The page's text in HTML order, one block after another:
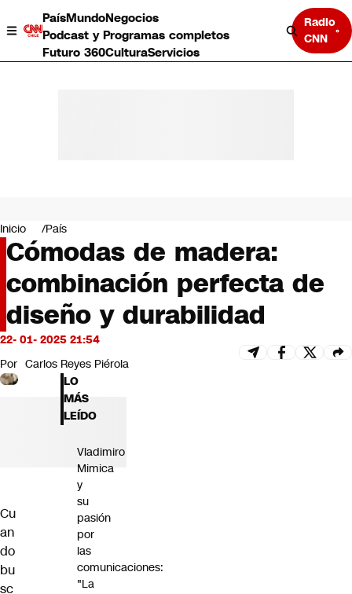
PaísMundoNegocios
Podcast y Programas completos
Futuro 360CulturaServicios
Radio
CNN
Negocios
Deportes
Programas completos
Cultura
Servicios
Bits
CNN tiempo
Futuro 360
Opinión
Inicio País
Cómodas de madera:
combinación perfecta de
diseño y durabilidad
22- 01- 2025 21:54
Por Carlos Reyes Piérola
Cu
an
do
bu
sc
LO
MÁS
LEÍDO
Vladimiro
Mimica
y
su
pasión
por
las
comunicaciones:
"La